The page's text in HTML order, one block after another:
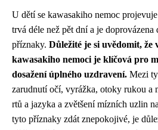
U dětí se kawasakiho nemoc
trvá déle než pět dní a je
příznaky. Důležité je si uvědomit, že
kawasakiho nemoci je klíčová pro
dosažení úplného uzdravení. Mezi
zarudnutí očí, vyrážka, otoky rukou a
rtů a jazyka a zvětšení mízních uzlin
tyto příznaky zdát znepokojivé, je